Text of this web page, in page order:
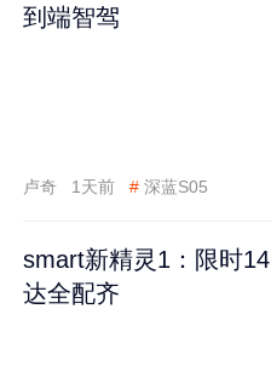
到端智驾
卢奇 1天前 # 深蓝S05
smart新精灵1：限时
达全配齐